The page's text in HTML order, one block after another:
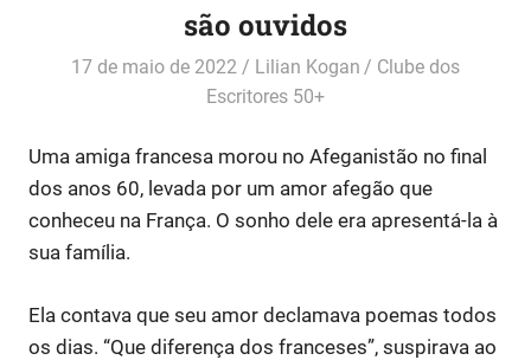
são ouvidos
17 de maio de 2022 Lilian Kogan
Clube dos
Escritores 50+
Uma amiga francesa morou no Afeganistão no final
dos anos 60, levada por um amor afegão que
conheceu na França. O sonho dele era apresentá-la à
sua família.
Ela contava que seu amor declamava poemas todos
os dias. “Que diferença dos franceses”, suspirava ao